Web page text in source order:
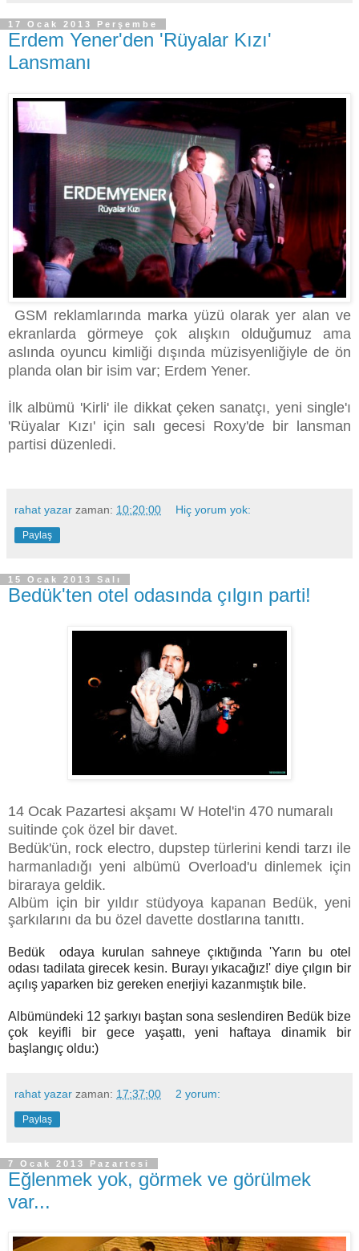
17 Ocak 2013 Perşembe
Erdem Yener'den 'Rüyalar Kızı'
Lansmanı
GSM reklamlarında marka yüzü olarak yer alan ve
ekranlarda görmeye çok alışkın olduğumuz ama
aslında oyuncu kimliği dışında müzisyenliğiyle de ön
planda olan bir isim var; Erdem Yener.
İlk albümü 'Kirli' ile dikkat çeken sanatçı, yeni single'ı
'Rüyalar Kızı' için salı gecesi Roxy'de bir lansman
partisi düzenledi.
rahat yazar zaman: 10:20:00 Hiç yorum yok:
Paylaş
15 Ocak 2013 Salı
Bedük'ten otel odasında çılgın parti!
14 Ocak Pazartesi akşamı W Hotel'in 470 numaralı
suitinde çok özel bir davet.
Bedük'ün, rock electro, dupstep türlerini kendi tarzı ile
harmanladığıyeni albümü Overload'u dinlemek için
biraraya geldik.
Albüm için bir yıldır stüdyoya kapanan Bedük, yeni
şarkılarını da bu özel davette dostlarına tanıttı.
Bedük odaya kurulan sahneye çıktığında 'Yarın bu otel
odası tadilata girecek kesin. Burayı yıkacağız!' diye çılgın bir
açılış yaparken biz gereken enerjiyi kazanmıştık bile.
Albümündeki 12 şarkıyı baştan sona seslendiren Bedük bize
çok keyifli bir gece yaşattı, yeni haftaya dinamik bir
başlangıç oldu:)
rahat yazar zaman: 17:37:00 2 yorum:
Paylaş
7 Ocak 2013 Pazartesi
Eğlenmek yok, görmek ve görülmek
var...